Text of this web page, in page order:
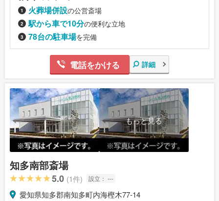
火葬場併設の公営斎場
駅から車で10分の便利な立地
78台の駐車場を完備
電話をかける 詳細
もっと見る
知多南部斎場
5.0 (1件) 設立： ---
愛知県知多郡南知多町内海樫木77-14